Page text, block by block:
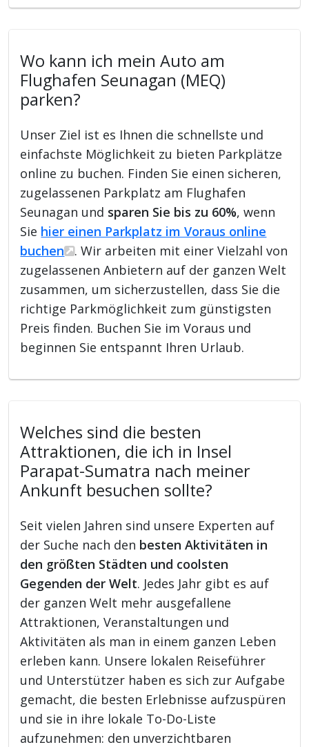
Wo kann ich mein Auto am
Flughafen Seunagan (MEQ)
parken?
Unser Ziel ist es Ihnen die schnellste und
einfachste Möglichkeit zu bieten Parkplätze
online zu buchen. Finden Sie einen sicheren,
zugelassenen Parkplatz am Flughafen
Seunagan und sparen Sie bis zu 60%, wenn
Sie hier einen Parkplatz im Voraus online
buchen
. Wir arbeiten mit einer Vielzahl von
zugelassenen Anbietern auf der ganzen Welt
zusammen, um sicherzustellen, dass Sie die
richtige Parkmöglichkeit zum günstigsten
Preis finden. Buchen Sie im Voraus und
beginnen Sie entspannt Ihren Urlaub.
Welches sind die besten
Attraktionen, die ich in Insel
Parapat-Sumatra nach meiner
Ankunft besuchen sollte?
Seit vielen Jahren sind unsere Experten auf
der Suche nach den besten Aktivitäten in
den größten Städten und coolsten
Gegenden der Welt. Jedes Jahr gibt es auf
der ganzen Welt mehr ausgefallene
Attraktionen, Veranstaltungen und
Aktivitäten als man in einem ganzen Leben
erleben kann. Unsere lokalen Reiseführer
und Unterstützer haben es sich zur Aufgabe
gemacht, die besten Erlebnisse aufzuspüren
und sie in ihre lokale To-Do-Liste
aufzunehmen: den unverzichtbaren